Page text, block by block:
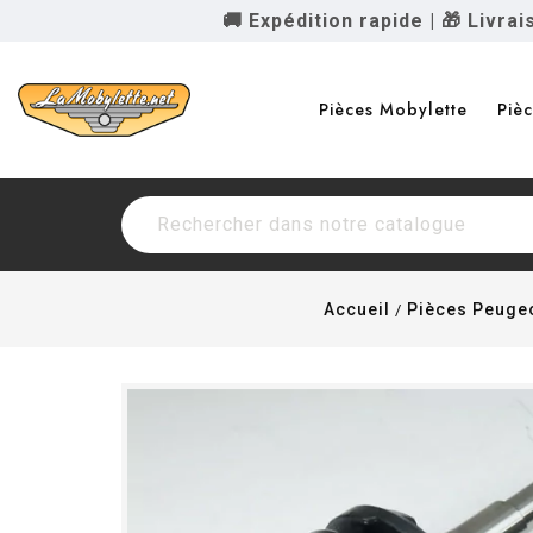
🚚 Expédition rapide | 🎁
Pièces Mobylette
Accueil Pièces